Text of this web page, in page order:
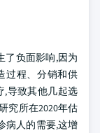
了负面影响,因为
过程、分销和供
,导致其他几起选
究所在2020年估
病人的需要,这增